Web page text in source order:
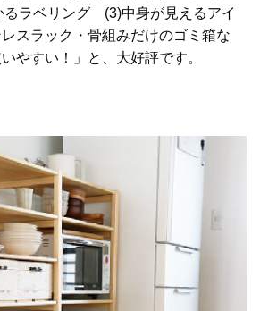
ラベリング (3)中身が見えるアイ
スラック・骨組みだけのゴミ箱な
やすい！」と、大好評です。